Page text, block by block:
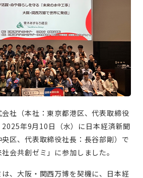
社（本社：東京都港区、代表取締役
年9月10日（水）に日本経済新聞
区、代表取締役社長：長谷部剛）で
会共創ゼミ」に参加しました。
、大阪・関西万博を契機に、日本経